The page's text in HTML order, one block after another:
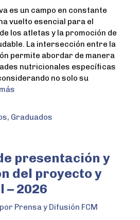
es un campo en constante
vuelto esencial para el
los atletas y la promoción de
La intersección entre la
permite abordar de manera
nutricionales específicas
no solo su
, Graduados
presentación y
del proyecto y
2026
por Prensa y Difusión FCM